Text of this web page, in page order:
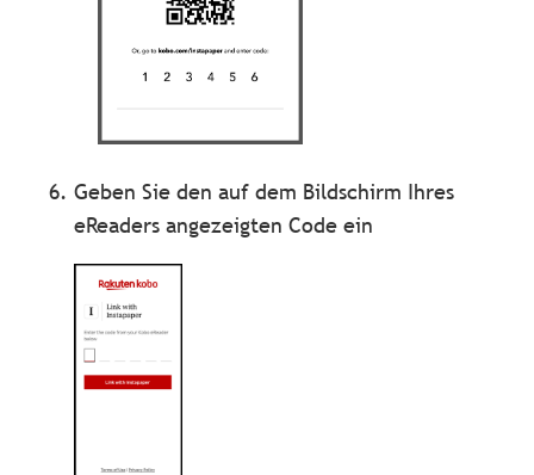
Geben Sie den auf dem Bildschirm Ihres
eReaders angezeigten Code ein